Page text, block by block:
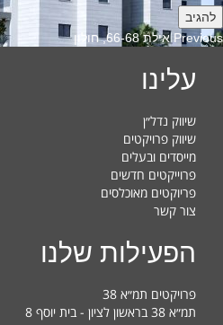
Previous
Previous
אילת 66-68, חולון
עלינו
שיווק נדל״ן
שיווק פרויקטים
מייסדים ובעלים
פרוייקטים חדשים
פריוקטים מאוכלסים
צור קשר
הפעילות שלנו
פרויקטים תמ״א 38
תמ״א 38 בראשון לציון - בית יוסף 8